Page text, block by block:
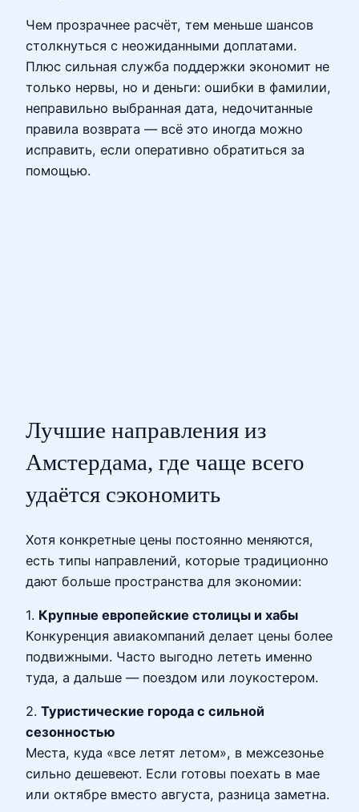
Чем прозрачнее расчёт, тем меньше шансов
столкнуться с неожиданными доплатами.
Плюс сильная служба поддержки экономит не
только нервы, но и деньги: ошибки в фамилии,
неправильно выбранная дата, недочитанные
правила возврата — всё это иногда можно
исправить, если оперативно обратиться за
помощью.
Лучшие направления из
Амстердама, где чаще всего
удаётся сэкономить
Хотя конкретные цены постоянно меняются,
есть типы направлений, которые традиционно
дают больше пространства для экономии:
1. Крупные европейские столицы и хабы
Конкуренция авиакомпаний делает цены более
подвижными. Часто выгодно лететь именно
туда, а дальше — поездом или лоукостером.
2. Туристические города с сильной
сезонностью
Места, куда «все летят летом», в межсезонье
сильно дешевеют. Если готовы поехать в мае
или октябре вместо августа, разница заметна.